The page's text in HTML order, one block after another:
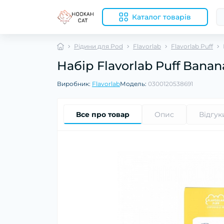
Каталог товарів
Рідини для Pod Flavorlab Flavorlab Puff
Набір Flavorlab Puff
Виробник: FlavorlabМодель: 0300120538691
Все про товар Опис